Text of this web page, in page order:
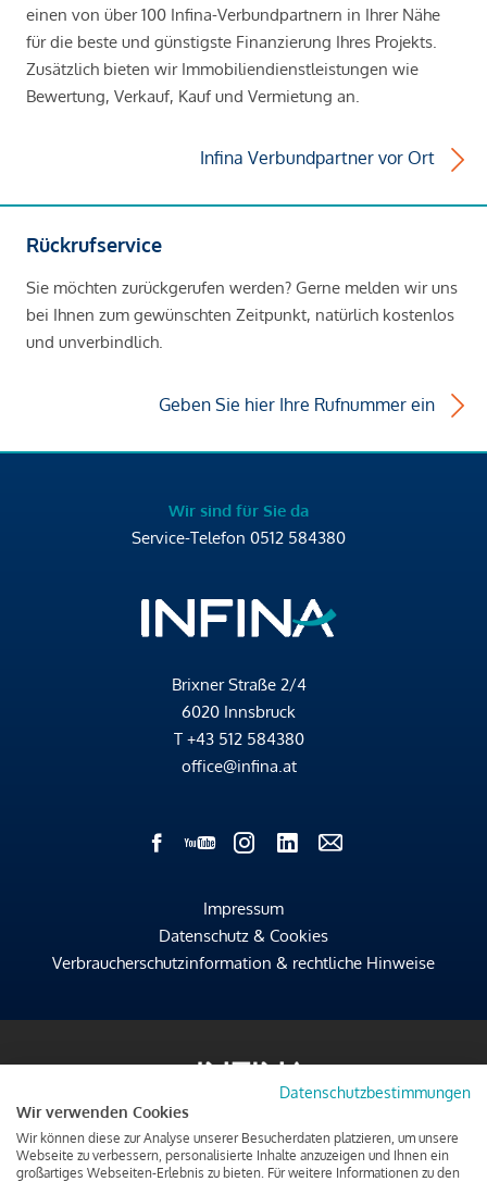
einen von über 100 Infina-Verbundpartnern in Ihrer Nähe
für die beste und günstigste Finanzierung Ihres Projekts.
Zusätzlich bieten wir Immobiliendienstleistungen wie
Bewertung, Verkauf, Kauf und Vermietung an.
Infina Verbundpartner vor Ort
Rückrufservice
Sie möchten zurückgerufen werden? Gerne melden wir uns
bei Ihnen zum gewünschten Zeitpunkt, natürlich kostenlos
und unverbindlich.
Geben Sie hier Ihre Rufnummer ein
Wir sind für Sie da
Service-Telefon 0512 584380
Brixner Straße 2/4
6020 Innsbruck
T +43 512 584380
office@infina.at
Impressum
Datenschutz & Cookies
Verbraucherschutzinformation & rechtliche Hinweise
Datenschutzbestimmungen
Wir verwenden Cookies
Wir können diese zur Analyse unserer Besucherdaten platzieren, um unsere
Webseite zu verbessern, personalisierte Inhalte anzuzeigen und Ihnen ein
großartiges Webseiten-Erlebnis zu bieten. Für weitere Informationen zu den